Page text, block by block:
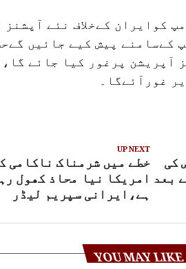
کوایران کےخلاف نئے آپشنز
کےسامنے پیش کیے جائیں
آپریشن پرغور کیا جائے
غورآئےگا۔
UP NEXT
خطے میں شرمناک ناکامی
امریکا نیا محاذ کھول
ہے،ایرانی سپریم لیڈر
کی
بعد
YOU MAY LIKE